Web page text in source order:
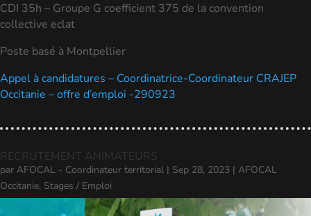
CDI 35h – Groupe G coefficient 375 de la convention
collective eclat
Poste basé à Montpellier
Appel à candidatures – Coordinatrice-Coordinateur CRAJEP
Occitanie – offre d’emploi -290923
RECRUTEMENT ANIMATEURS
par AFOCAL - Coordinateur territorial | Sep 28, 2023 | AFOCAL
Occitanie, Stages / Emploi